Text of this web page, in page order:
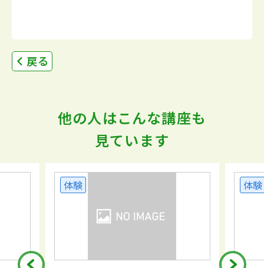
戻る
他の人はこんな講座も
見ています
体験 体験